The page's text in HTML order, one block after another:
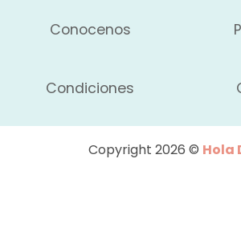
Conocenos
Condiciones
Copyright 2026 © Hola